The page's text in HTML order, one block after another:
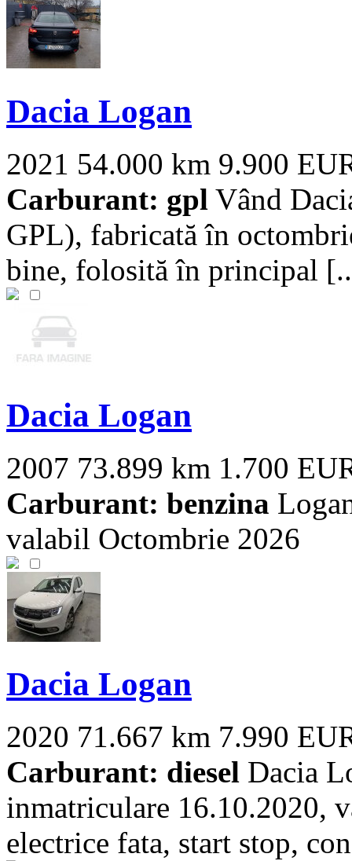
Dacia Logan
2021 54.000 km 9.900
Carburant: gpl Vând
GPL), fabricată în
bine, folosită în principal
Dacia Logan
2007 73.899 km 1.700
Carburant: benzina
valabil Octombrie 2026
Dacia Logan
2020 71.667 km 7.990
Carburant: diesel Dacia
inmatriculare 16.10.2020,
electrice fata, start stop,